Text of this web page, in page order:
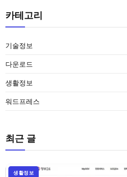
카테고리
기술정보
다운로드
생활정보
워드프레스
최근 글
생활정보